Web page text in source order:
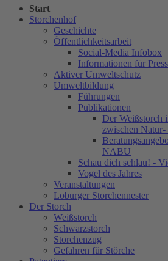
Start
Storchenhof
Geschichte
Öffentlichkeitsarbeit
Social-Media Infobox
Informationen für
Aktiver Umweltschutz
Umweltbildung
Führungen
Publikationen
Der Weißstorch
zwischen
NABU
Schau dich schlau! -
Vogel des Jahres
Veranstaltungen
Loburger Storchennester
Der Storch
Weißstorch
Schwarzstorch
Storchenzug
Gefahren für Störche